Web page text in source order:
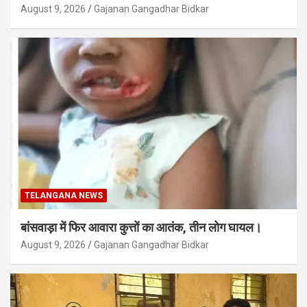
August 9, 2026 Gajanan Gangadhar Bidkar
TELANGANA NEWS
बांसवाड़ा में फिर आवारा कुत्तों का आतंक, तीन लोग घायल।
August 9, 2026 Gajanan Gangadhar Bidkar